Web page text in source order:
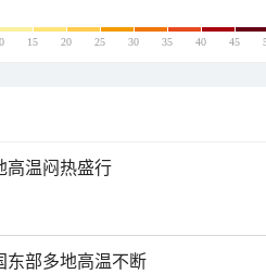
15 20 25 30 35 40 45
高温闷热盛行
东部多地高温不断